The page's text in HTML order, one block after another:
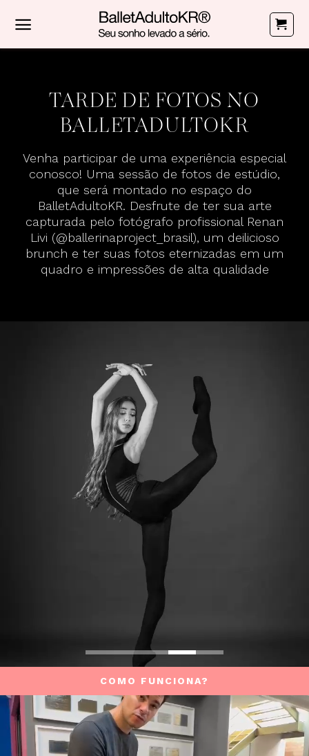
TARDE DE FOTOS NO
BALLETADULTOKR
Venha participar de uma experiência especial
conosco! Uma sessão de fotos de estúdio,
que será montado no espaço do
BalletAdultoKR. Desfrute de ter sua arte
capturada pelo fotógrafo profissional Renan
Livi (@ballerinaproject_brasil), um deilicioso
brunch e ter suas fotos eternizadas em um
quadro e impressões de alta qualidade
COMO FUNCIONA?